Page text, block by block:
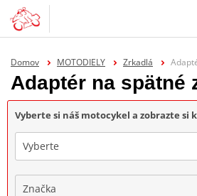
Domov MOTODIELY Zrkadlá
Adaptér na spätné
Vyberte si náš motocykel a zobrazte si
Vyberte
Značka